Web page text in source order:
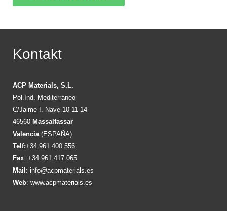
Kontakt
ACP Materials, S.L.
Pol.Ind. Mediterráneo
C/Jaime I. Nave 10-11-14
46560 Massalfassar
Valencia (ESPAÑA)
Telf:+34 961 400 556
Fax :+34 961 417 065
Mail: info@acpmaterials.es
Web: www.acpmaterials.es